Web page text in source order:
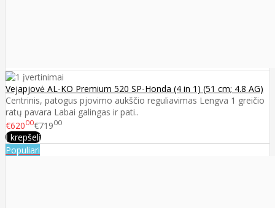
Vejapjovė AL-KO Premium 520 SP-Honda (4 in 1) (51 cm; 4.8 AG)
Centrinis, patogus pjovimo aukščio reguliavimas Lengva 1 greičio
ratų pavara Labai galingas ir pati..
€62000€71900
Į krepšelį
Populiari